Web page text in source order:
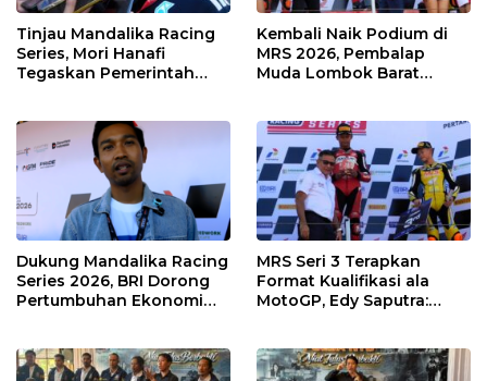
Tinjau Mandalika Racing
Series, Mori Hanafi
Tegaskan Pemerintah
Kembali Naik Podium di
MRS 2026, Pembalap
Muda Lombok Barat
Dukung Mandalika Racing
Series 2026, BRI Dorong
Pertumbuhan Ekonomi
MRS Seri 3 Terapkan
Format Kualifikasi ala
MotoGP, Edy Saputra: